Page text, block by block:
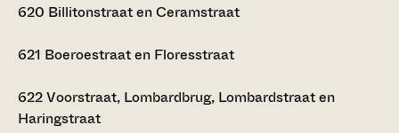
620 Billitonstraat en Ceramstraat
621 Boeroestraat en Floresstraat
622Voorstraat, Lombardbrug, Lombardstraat en
Haringstraat